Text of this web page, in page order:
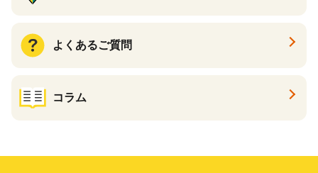
よくあるご質問
コラム